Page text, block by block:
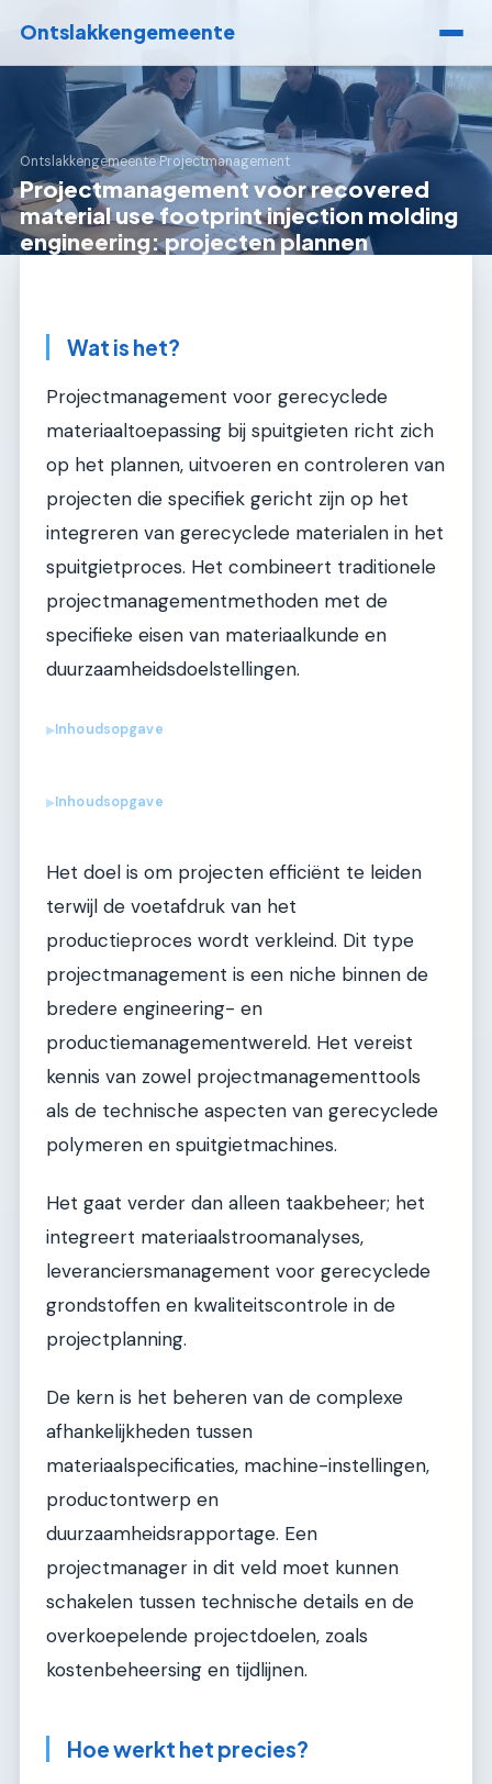
Ontslakkengemeente
Ontslakkengemeente›Projectmanagement
Projectmanagement voor recovered
material use footprint injection molding
engineering: projecten plannen
Wat is het?
Projectmanagement voor gerecyclede
materiaaltoepassing bij spuitgieten richt zich
op het plannen, uitvoeren en controleren van
projecten die specifiek gericht zijn op het
integreren van gerecyclede materialen in het
spuitgietproces. Het combineert traditionele
projectmanagementmethoden met de
specifieke eisen van materiaalkunde en
duurzaamheidsdoelstellingen.
▶Inhoudsopgave
▶Inhoudsopgave
Het doel is om projecten efficiënt te leiden
terwijl de voetafdruk van het
productieproces wordt verkleind. Dit type
projectmanagement is een niche binnen de
bredere engineering- en
productiemanagementwereld. Het vereist
kennis van zowel projectmanagementtools
als de technische aspecten van gerecyclede
polymeren en spuitgietmachines.
Het gaat verder dan alleen taakbeheer; het
integreert materiaalstroomanalyses,
leveranciersmanagement voor gerecyclede
grondstoffen en kwaliteitscontrole in de
projectplanning.
De kern is het beheren van de complexe
afhankelijkheden tussen
materiaalspecificaties, machine-instellingen,
productontwerp en
duurzaamheidsrapportage. Een
projectmanager in dit veld moet kunnen
schakelen tussen technische details en de
overkoepelende projectdoelen, zoals
kostenbeheersing en tijdlijnen.
Hoe werkt het precies?